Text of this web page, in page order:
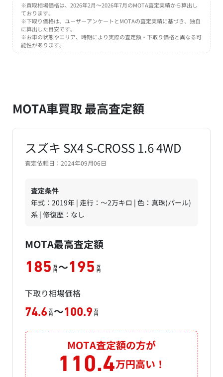
※買取相場価格は、2026年2月～2026年7月のMOTA査定実績から算出し
ております。
※下取り価格は、ユーザーアンケートとMOTAの査定実績に基づき、独自
に算出した目安です。
※お車の状態やエリア、時期により実際の査定額・下取り価格と異なる可
能性があります。
MOTA車買取 最高査定額
スズキ SX4 S-CROSS 1.6 4WD
査定依頼日：2024年09月06日
査定条件
年式：2019年 | 走行：～2万キロ | 色：真珠(パール)
系 | 修復歴：なし
MOTA最高査定額
185 万
円 ～195 万
円
下取り相場価格
74.6 万
円 ～100.9 万
円
MOTA査定額の方が
110.4万円高い！